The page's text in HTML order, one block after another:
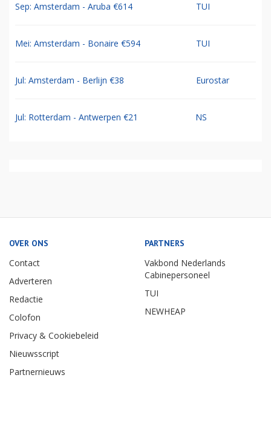
Sep: Amsterdam - Aruba €614 TUI
Mei: Amsterdam - Bonaire €594 TUI
Jul: Amsterdam - Berlijn €38 Eurostar
Jul: Rotterdam - Antwerpen €21 NS
OVER ONS
Contact
Adverteren
Redactie
Colofon
Privacy & Cookiebeleid
Nieuwsscript
Partnernieuws
PARTNERS
Vakbond Nederlands
Cabinepersoneel
TUI
NEWHEAP